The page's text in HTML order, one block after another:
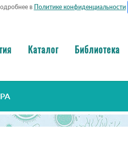
в Политике конфиденциальности
Каталог Библиотека